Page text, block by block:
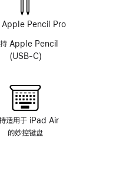
像
系
统
Apple Pencil Pro
持 Apple Pencil
(USB-C)
适用于 iPad Air
的妙控键盘